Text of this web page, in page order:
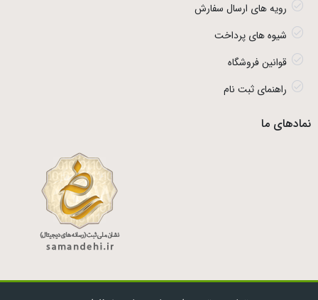
رویه های ارسال سفارش
شیوه های پرداخت
قوانین فروشگاه
راهنمای ثبت نام
نمادهای ما